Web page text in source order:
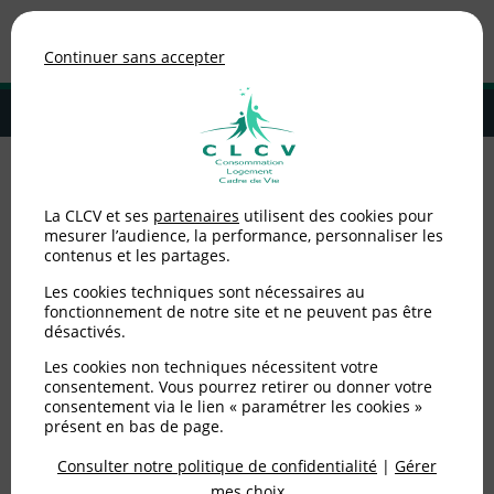
MENU
Adhérer à la CLCV
sortie des ALD de certains anciens malades ? [ 23.06.2010 ]
Cancer : à quoi rime une
sortie des ALD de
certains anciens malades
? [ 23.06.2010 ]
Publié le23/06/2010(mis à jour le04/07/2012)
Continuer sans accepter
La CLCV et ses partenaires utilisent des cookies pour
mesurer l’audience, la performance, personnaliser les
contenus et les partages.
Les cookies techniques sont nécessaires au
fonctionnement de notre site et ne peuvent pas être
désactivés.
Les cookies non techniques nécessitent votre
consentement. Vous pourrez retirer ou donner votre
consentement via le lien « paramétrer les cookies »
présent en bas de page.
Consulter notre politique de confidentialité | Gérer